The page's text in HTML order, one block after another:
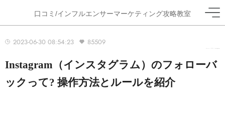
口コミ/インフルエンサーマーケティング攻略教室
2023-06-30 08:54:23 85509
Instagram（インスタグラム）のフォローバ
ックって? 操作方法とルールを紹介